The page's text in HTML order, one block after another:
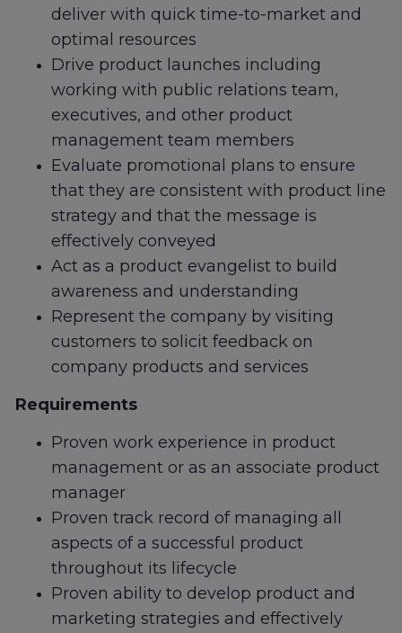
deliver with quick time-to-market and
optimal resources
Drive product launches including
working with public relations team,
executives, and other product
management team members
Evaluate promotional plans to ensure
that they are consistent with product line
strategy and that the message is
effectively conveyed
Act as a product evangelist to build
awareness and understanding
Represent the company by visiting
customers to solicit feedback on
company products and services
Requirements
Proven work experience in product
management or as an associate product
manager
Proven track record of managing all
aspects of a successful product
throughout its lifecycle
Proven ability to develop product and
marketing strategies and effectively